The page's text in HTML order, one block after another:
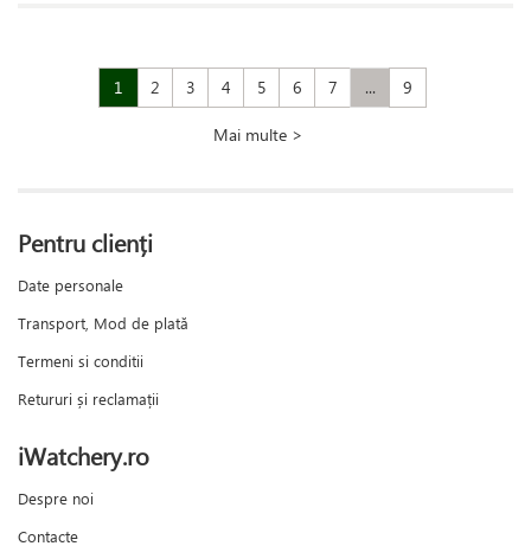
1 2 3 4 5 6 7 ... 9
Mai multe >
Pentru clienți
Date personale
Transport, Mod de plată
Termeni si conditii
Retururi și reclamații
iWatchery.ro
Despre noi
Contacte